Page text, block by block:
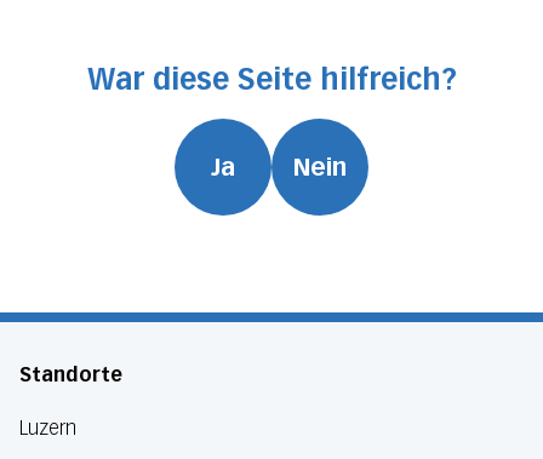
War diese Seite hilfreich?
Ja Nein
Standorte
Luzern